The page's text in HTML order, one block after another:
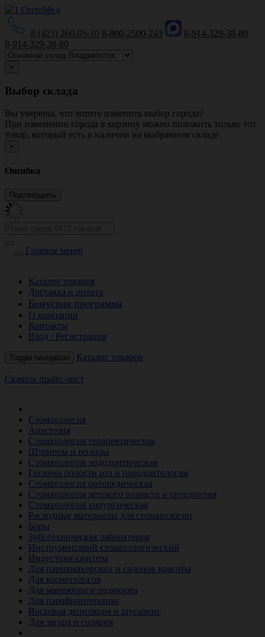
8 (423) 260-05-10 8-800-2500-243
8-914-329-38-80
8-914-329-38-80
×
Выбор склада
Вы уверены, что хотите изменить выбор города?
При изменении города в корзину можно положить только тот
товар, который есть в наличии на выбранном складе.
×
Ошибка
Главное меню
Каталог товаров
Доставка и оплата
Бонусная программа
О компании
Контакты
Вход / Регистрация
Toggle navigation Каталог товаров
Скачать прайс-лист
Стоматология
Анестезия
Стоматология терапевтическая
Штрипсы и полиры
Стоматология эндодонтическая
Гигиена полости рта и пародонтология
Стоматология ортопедическая
Стоматология детского возраста и ортодонтия
Стоматология хирургическая
Расходные материалы для стоматологии
Боры
Зуботехническая лаборатория
Инструментарий стоматологический
Индустрия красоты
Для парикмахерских и салонов красоты
Для косметологов
Для маникюра и педикюра
Для парафинотерапии
Восковая депиляция и шугаринг
Для загара и солярия